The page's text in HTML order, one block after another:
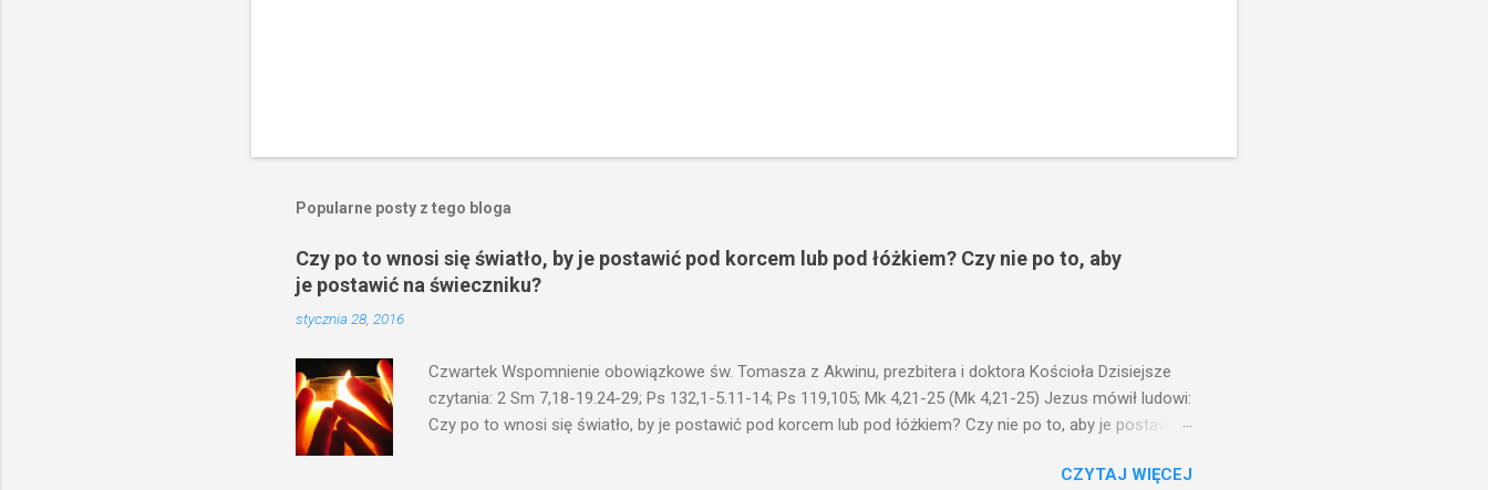
Popularne posty z tego bloga
Czy po to wnosi się światło, by je postawić pod korcem lub pod łóżkiem? Czy nie po to, aby
je postawić na świeczniku?
stycznia 28, 2016
Czwartek Wspomnienie obowiązkowe św. Tomasza z Akwinu, prezbitera i doktora Kościoła Dzisiejsze
czytania: 2 Sm 7,18-19.24-29; Ps 132,1-5.11-14; Ps 119,105; Mk 4,21-25 (Mk 4,21-25) Jezus mówił ludowi:
Czy po to wnosi się światło, by je postawić pod korcem lub pod łóżkiem? Czy nie po to, aby je postawić
niechaj słucha. I mówił im: Uważajcie na to, czego słuchacie. Taką samą miarą, jaką wy mierzycie,
CZYTAJ WIĘCEJ